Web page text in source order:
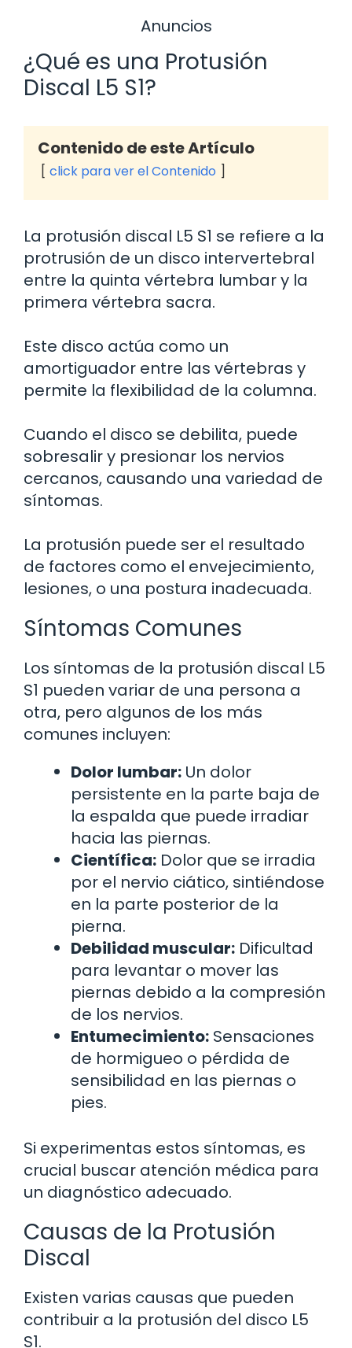
Anuncios
¿Qué es una Protusión
Discal L5 S1?
Contenido de este Artículo
click para ver el Contenido
La protusión discal L5 S1 se refiere a la
protrusión de un disco intervertebral
entre la quinta vértebra lumbar y la
primera vértebra sacra.
Este disco actúa como un
amortiguador entre las vértebras y
permite la flexibilidad de la columna.
Cuando el disco se debilita, puede
sobresalir y presionar los nervios
cercanos, causando una variedad de
síntomas.
La protusión puede ser el resultado
de factores como el envejecimiento,
lesiones, o una postura inadecuada.
Síntomas Comunes
Los síntomas de la protusión discal L5
S1 pueden variar de una persona a
otra, pero algunos de los más
comunes incluyen:
Dolor lumbar: Un dolor
persistente en la parte baja de
la espalda que puede irradiar
hacia las piernas.
Científica: Dolor que se irradia
por el nervio ciático, sintiéndose
en la parte posterior de la
pierna.
Debilidad muscular: Dificultad
para levantar o mover las
piernas debido a la compresión
de los nervios.
Entumecimiento: Sensaciones
de hormigueo o pérdida de
sensibilidad en las piernas o
pies.
Si experimentas estos síntomas, es
crucial buscar atención médica para
un diagnóstico adecuado.
Causas de la Protusión
Discal
Existen varias causas que pueden
contribuir a la protusión del disco L5
S1.